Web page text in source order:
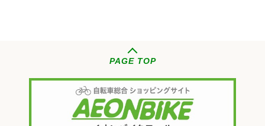
PAGE TOP